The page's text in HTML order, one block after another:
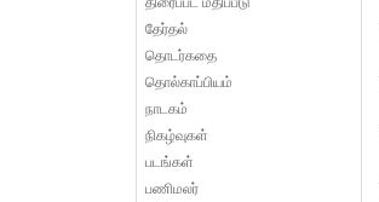
தேர்தல்
தொடர்கதை
தொல்காப்பியம்
நாடகம்
நிகழ்வுகள்
படங்கள்
பணிமலர்